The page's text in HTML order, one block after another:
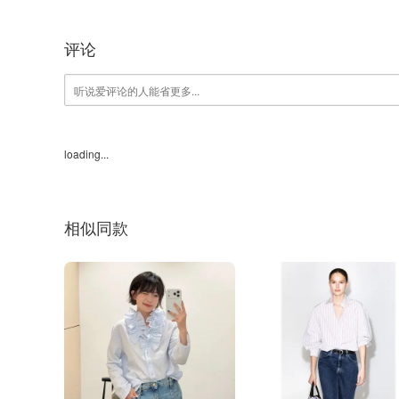
评论
loading...
相似同款